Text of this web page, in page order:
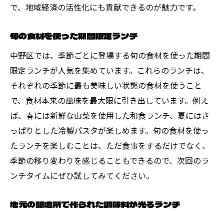
で、地域経済の活性化にも貢献できるのが魅力です。
旬の食材を使った期間限定ランチ
中野区では、季節ごとに登場する旬の食材を使った期間
限定ランチが人気を集めています。これらのランチは、
それぞれの季節に最も美味しい状態の食材を使うこと
で、食材本来の風味を最大限に引き出しています。例え
ば、春には新鮮な山菜を使用した和食ランチ、夏にはさ
っぱりとした冷製パスタが楽しめます。旬の食材を使っ
たランチを楽しむことは、ただ食事をするだけでなく、
季節の移り変わりを感じることもできるので、次回のラ
ンチタイムにぜひ試してみてください。
地元の醸造所で作られた調味料が光るランチ